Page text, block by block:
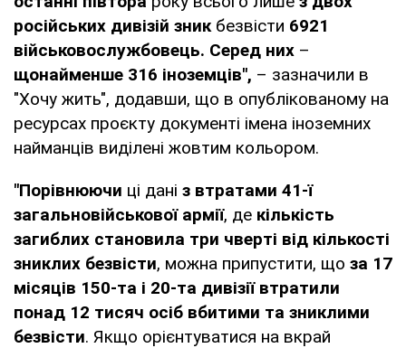
російських дивізій зникбезвісти 6921
військовослужбовець. Серед них –
щонайменше 316 іноземців", – зазначили в
"Хочу жить", додавши, що в опублікованому на
ресурсах проєкту документі імена іноземних
найманців виділені жовтим кольором.
"Порівнюючи ці дані з втратами 41-ї
загальновійськової армії, де кількість
загиблих становила три чверті від кількості
зниклих безвісти, можна припустити, що за 17
місяців 150-та і 20-та дивізії втратили
понад 12 тисяч осіб вбитими та зниклими
безвісти. Якщо орієнтуватися на вкрай